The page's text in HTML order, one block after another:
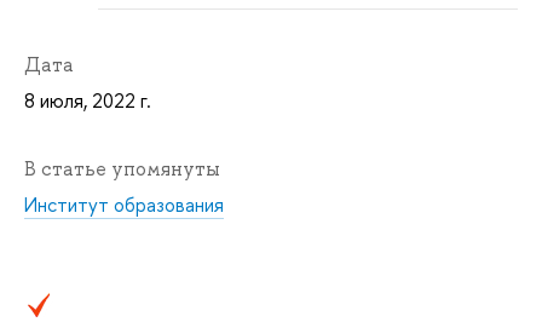
Дата
8 июля, 2022 г.
В статье упомянуты
Институт образования